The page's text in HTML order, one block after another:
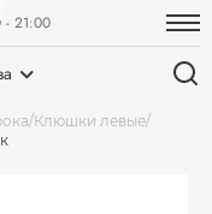
21:00
Клюшки левые